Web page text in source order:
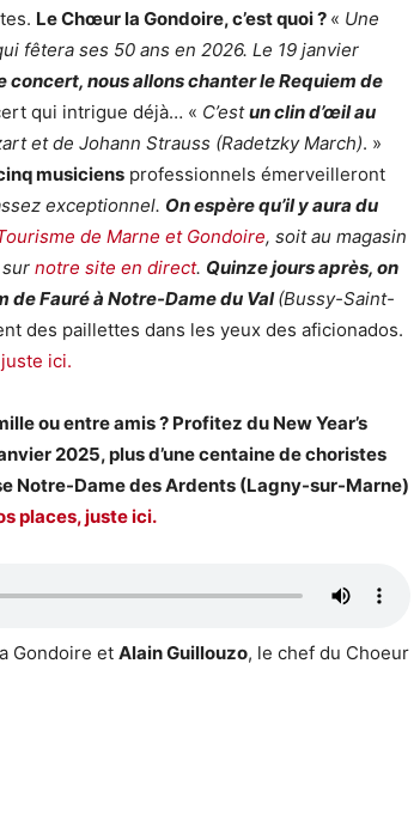
Le Chœur la Gondoire, c’est quoi ? « Une
fêtera ses 50 ans en 2026. Le 19 janvier
concert, nous allons chanter le Requiem de
qui intrigue déjà… « C’estun clin d’œil au
et de Johann Strauss (Radetzky March). »
musiciens professionnels émerveilleront
exceptionnel. On espère qu’il y aura du
de Marne et Gondoire, soit au magasin
notre site en direct. Quinze jours après, on
de Fauré à Notre-Dame du Val(Bussy-Saint-
des paillettes dans les yeux des aficionados.
ici.
ou entre amis ? Profitez du New Year’s
2025, plus d’une centaine de choristes
Notre-Dame des Ardents (Lagny-sur-Marne)
places, juste ici.
Gondoire et Alain Guillouzo, le chef du Choeur